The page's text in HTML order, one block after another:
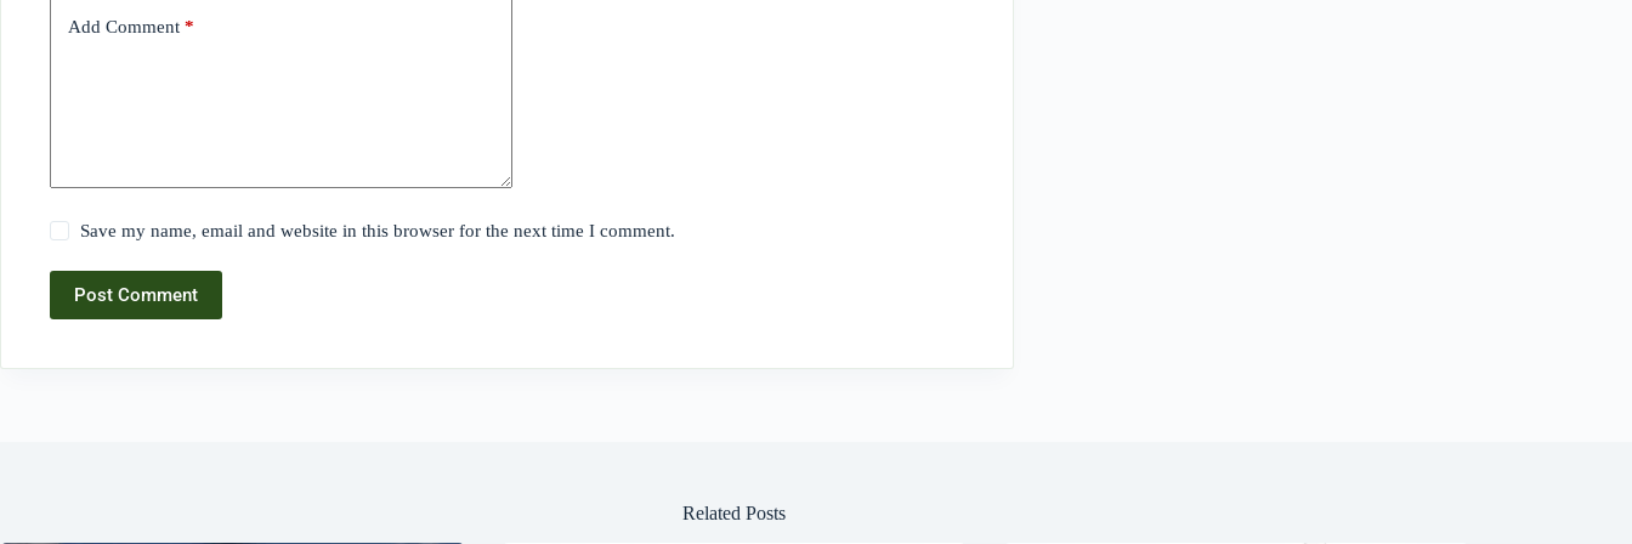
Add Comment *
Save my name, email and website in this browser for the next time I comment.
Post Comment
Related Posts